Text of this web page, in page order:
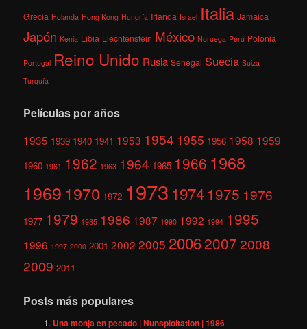
Grecia Holanda Hong Kong Hungría Irlanda Israel Italia Jamaica
Japón Kenia Libia Liechtenstein México Noruega Perú Polonia
Portugal Reino Unido Rusia Senegal Suecia Suiza
Turquía
Películas por años
1935 1939 1940 1941 1953 1954 1955 1956 1958 1959
1960 1961 1962 1963 1964 1965 1966 1968
1969 1970 1972 1973 1974 1975 1976
1977 1979 1985 1986 1987 1990 1992 1994 1995
1996 1997 2000 2001 2002 2005 200620072008
2009 2011
Posts más populares
Una monja en pecado | Nunsploitation | 1986